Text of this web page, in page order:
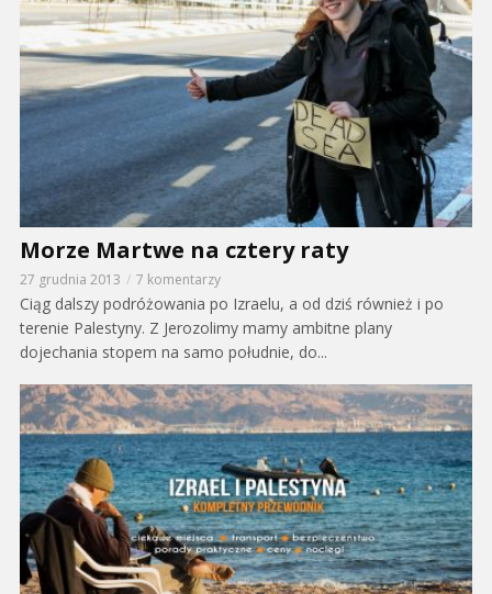
Morze Martwe na cztery raty
27 grudnia 2013 7 komentarzy
Ciąg dalszy podróżowania po Izraelu, a od dziś również i po
terenie Palestyny. Z Jerozolimy mamy ambitne plany
dojechania stopem na samo południe, do...